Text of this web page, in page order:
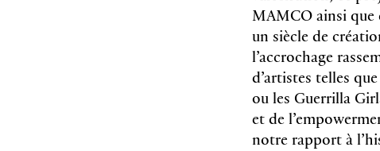
MAMCO ainsi que
un siècle de
l’accrochage
d’artistes telles
ou les Guerrilla
et de
notre rapport à